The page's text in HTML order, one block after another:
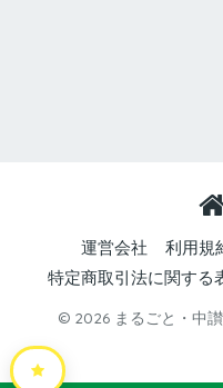
運営会社 利用規
特定商取引法に関する
© 2026 まるごと・中